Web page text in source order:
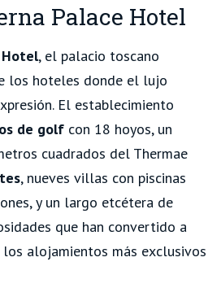
Palace Hotel
Hotel, el palacio toscano
los hoteles donde el lujo
El establecimiento
de golf con 18 hoyos, un
cuadrados del Thermae
, nueves villas con piscinas
y un largo etcétera de
que han convertido a
alojamientos más exclusivos